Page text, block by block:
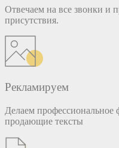
Отвечаем на все звонки и
присутствия.
Рекламируем
Делаем
продающие тексты